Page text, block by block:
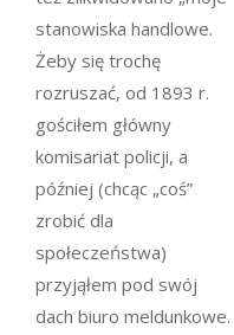
stanowiska handlowe.
Żeby się trochę
rozruszać, od 1893 r.
gościłem główny
komisariat policji, a
później (chcąc „coś”
zrobić dla
społeczeństwa)
przyjąłem pod swój
dach biuro meldunkowe.